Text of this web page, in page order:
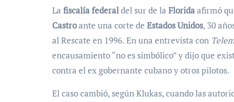
La fiscalía federaldel sur de la Floridaafirmó
Castroante una corte de Estados Unidos, 30
al Rescate en 1996. En una entrevista con
encausamiento “no es simbólico” y dijo que
contra el ex gobernante cubano y otros pilotos.
El caso cambió, según Klukas, cuando las